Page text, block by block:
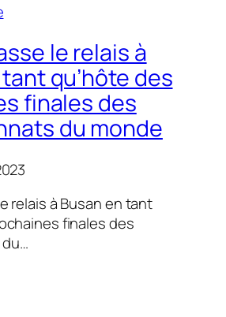
le relais à
qu’hôte des
finales des
du monde
relais à Busan en tant
finales des